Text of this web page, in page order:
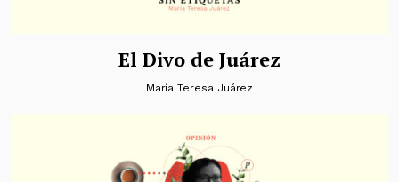
El Divo de Juárez
María Teresa Juárez